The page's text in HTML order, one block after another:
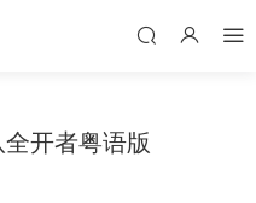
开者粤语版